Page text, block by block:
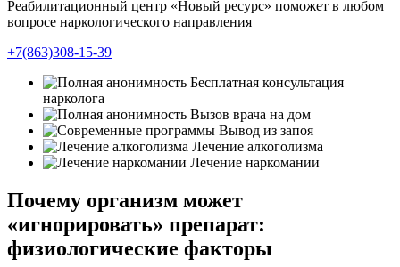
Реабилитационный центр «Новый ресурс» поможет в любом
вопросе наркологического направления
+7(863)308-15-39
Бесплатная консультация
нарколога
Вызов врача на дом
Вывод из запоя
Лечение алкоголизма
Лечение наркомании
Почему организм может
«игнорировать» препарат:
физиологические факторы